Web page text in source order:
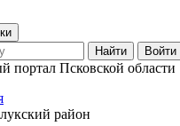
Найти
Войти
портал Псковской области
район